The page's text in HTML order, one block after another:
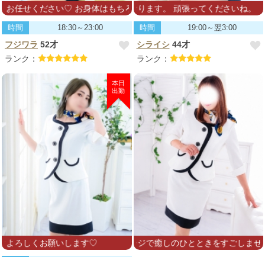
♡ お身体はもちろん、お気持ちまでほぐれますように精一杯努めさ
時間 18:30～23:00
フジワラ 52才
ランク：
日々を応援しております。 頑張ってくださいね。
時間 19:00～翌3:00
シライシ44才
ランク：
本日
出勤
します♡
終わりに♡マッサージで癒しのひとときをすごしませんか♡